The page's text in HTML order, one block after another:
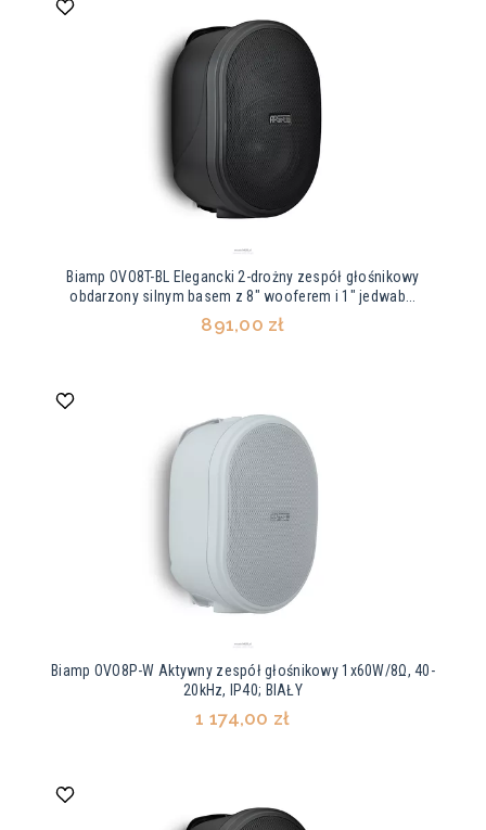
Biamp OVO8T-BL Elegancki 2-drożny zespół głośnikowy
obdarzony silnym basem z 8" wooferem i 1" jedwab...
891,00 zł
Biamp OVO8P-W Aktywny zespół głośnikowy 1x60W/8Ω, 40-
20kHz, IP40; BIAŁY
1 174,00 zł